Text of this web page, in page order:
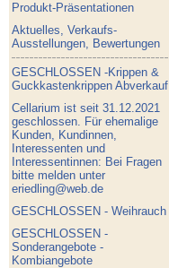
Produkt-Präsentationen
Aktuelles, Verkaufs-
Ausstellungen, Bewertungen
GESCHLOSSEN -Krippen &
Guckkastenkrippen Abverkauf
Cellarium ist seit 31.12.2021
geschlossen. Für ehemalige
Kunden, Kundinnen,
Interessenten und
Interessentinnen: Bei Fragen
bitte melden unter
eriedling@web.de
GESCHLOSSEN - Weihrauch
GESCHLOSSEN -
Sonderangebote -
Kombiangebote